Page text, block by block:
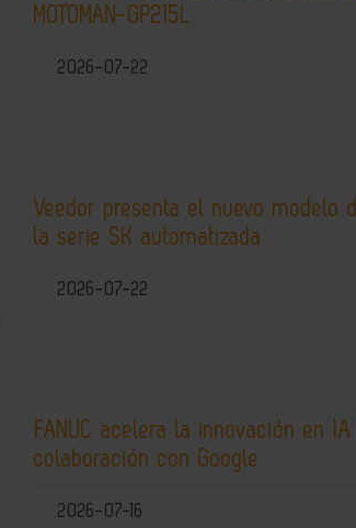
MOTOMAN-GP215L
2026-07-22
Veedor presenta el nuevo modelo
la serie SK automatizada
2026-07-22
FANUC acelera la innovación en
colaboración con Google
2026-07-16